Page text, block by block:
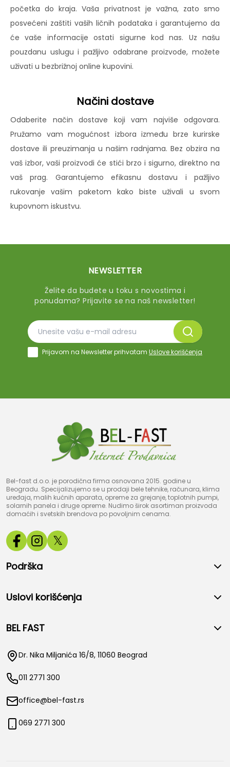
početka do kraja. Vaša privatnost je važna, zato smo
posvećeni zaštiti vaših ličnih podataka i garantujemo da
će vaše informacije ostati sigurne kod nas. Uz našu
pouzdanu uslugu i pažljivo odabrane proizvode, možete
uživati u bezbrižnoj online kupovini.
Načini dostave
Odaberite način dostave koji vam najviše odgovara.
Pružamo vam mogućnost izbora između brze kurirske
dostave ili preuzimanja u našim radnjama. Bez obzira na
vaš izbor, vaši proizvodi će stići brzo i sigurno, direktno na
vaš prag. Garantujemo efikasnu dostavu i pažljivo
rukovanje vašim paketom kako biste uživali u svom
kupovnom iskustvu.
NEWSLETTER
Želite da budete u toku s novostima i
ponudama? Prijavite se na naš newsletter!
Prijavom na Newsletter prihvatam Uslove korišćenja
Bel-fast d.o.o. je porodična firma osnovana 2015. godine u
Beogradu. Specijalizujemo se u prodaji bele tehnike, računara, klima
uređaja, malih kućnih aparata, opreme za grejanje, toplotnih pumpi,
solarnih panela i druge opreme. Nudimo širok asortiman proizvoda
domaćih i svetskih brendova po povoljnim cenama.
𝕏
Podrška
Uslovi korišćenja
BEL FAST
Dr. Nika Miljanića 16/8, 11060 Beograd
011 2771 300
office@bel-fast.rs
069 2771 300